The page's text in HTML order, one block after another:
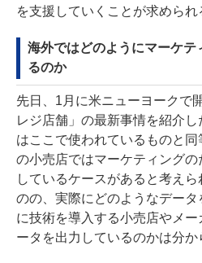
を支援していくことが求められ
海外ではどのようにマーケテ
るのか
先日、1月に米ニューヨークで
レジ店舗」の最新事情を紹介し
はここで使われているものと
の小売店ではマーケティング
しているケースがあると考え
のの、実際にどのようなデー
に技術を導入する小売店やメ
ータを出力しているのかは分か